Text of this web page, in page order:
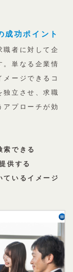
成功ポイント
職者に対して企
。単なる企業情
ージできるコ
独立させ、求職
アプローチが効
索できる
供する
ているイメージ